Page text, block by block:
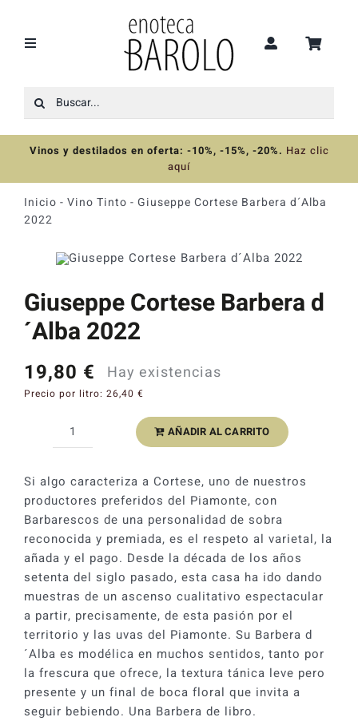
contenido
Toggle
Recomendaciones
Ofertas
Colecciones
Destilados
Catas y Actividades
Buscar:
Vinos y destilados en oferta: -10%, -15%, -20%. Haz clic
aquí
Inicio - Vino Tinto - Giuseppe Cortese Barbera d´Alba
2022
Giuseppe Cortese Barbera d
´Alba 2022
19,80 € Hay existencias
Precio por litro: 26,40 €
Giuseppe
Barbera
d
´Alba
2022
cantidad
AÑADIR AL CARRITO
Si algo caracteriza a Cortese, uno de nuestros
productores preferidos del Piamonte, con
Barbarescos de una personalidad de sobra
reconocida y premiada, es el respeto al varietal, la
añada y el pago. Desde la década de los años
setenta del siglo pasado, esta casa ha ido dando
muestras de un ascenso cualitativo espectacular
a partir, precisamente, de esta pasión por el
territorio y las uvas del Piamonte. Su Barbera d
´Alba es modélica en muchos sentidos, tanto por
la frescura que ofrece, la textura tánica leve pero
presente y un final de boca floral que invita a
seguir bebiendo. Una Barbera de libro.